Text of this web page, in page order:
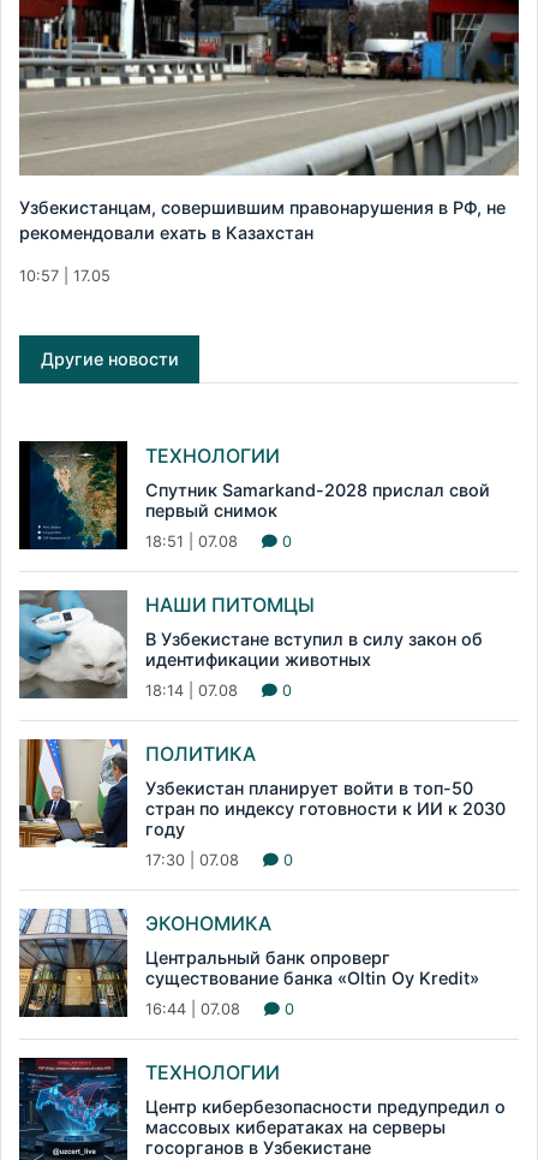
Узбекистанцам, совершившим правонарушения в РФ, не
рекомендовали ехать в Казахстан
10:57 | 17.05
Другие новости
ТЕХНОЛОГИИ
Спутник Samarkand-2028 прислал свой
первый снимок
18:51 | 07.08 0
НАШИ ПИТОМЦЫ
В Узбекистане вступил в силу закон об
идентификации животных
18:14 | 07.08 0
ПОЛИТИКА
Узбекистан планирует войти в топ-50
стран по индексу готовности к ИИ к 2030
году
17:30 | 07.08 0
ЭКОНОМИКА
Центральный банк опроверг
существование банка «Oltin Oy Kredit»
16:44 | 07.08 0
ТЕХНОЛОГИИ
Центр кибербезопасности предупредил о
массовых кибератаках на серверы
госорганов в Узбекистане